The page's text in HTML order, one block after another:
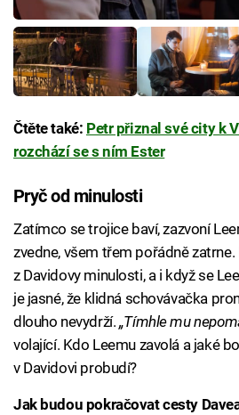
Čtěte také: Petr přiznal své city k
rozchází se s ním Ester
Pryč od minulosti
Zatímco se trojice baví, zazvoní
zvedne, všem třem pořádně
z Davidovy minulosti, a i když se
je jasné, že klidná schovávačka
dlouho nevydrží. „Tímhle mu
volající. Kdo Leemu zavolá a jaké
v Davidovi probudí?
Jak budou pokračovat cesty